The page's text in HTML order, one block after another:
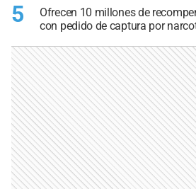
5
Ofrecen 10 millones de
con pedido de captura por